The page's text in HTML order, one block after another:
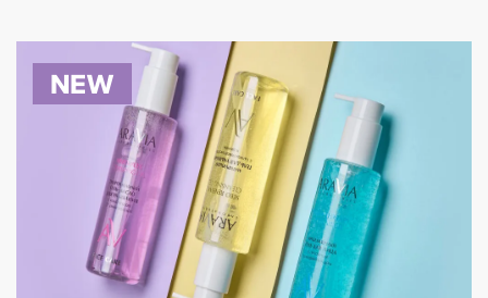
с несо...
NEW